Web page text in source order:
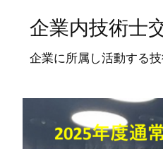
企業内技術士
企業に所属し活動する